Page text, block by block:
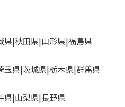
県 秋田県 山形県 福島県
玉県 茨城県 栃木県 群馬県
県 山梨県 長野県